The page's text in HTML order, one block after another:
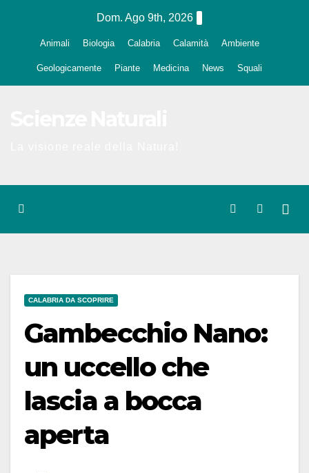
Dom. Ago 9th, 2026
Animali Biologia Calabria Calamità Ambiente
Geologicamente Piante Medicina News Squali
CALABRIA DA SCOPRIRE
Gambecchio Nano:
un uccello che
lascia a bocca
aperta